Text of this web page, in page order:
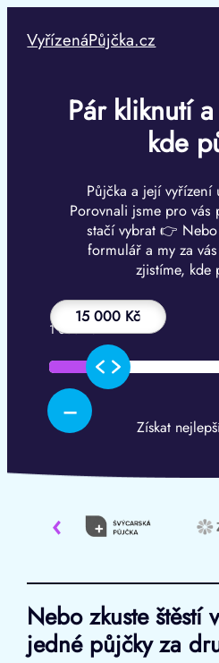
obsah
VyřízenáPůjčka.cz
Pár kliknutí
kde
Půjčka a její vyřízení
Porovnali jsme pro vás
stačí vybrat 👉
formulář a my za
zjistíme, kde
15 000 Kč
–
1 000 Kč
Získat
‹
Nebo zkuste štěstí
jedné půjčky za